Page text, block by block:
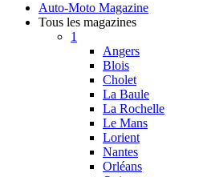
Auto-Moto Magazine
Tous les magazines
1
Angers
Blois
Cholet
La Baule
La Rochelle
Le Mans
Lorient
Nantes
Orléans